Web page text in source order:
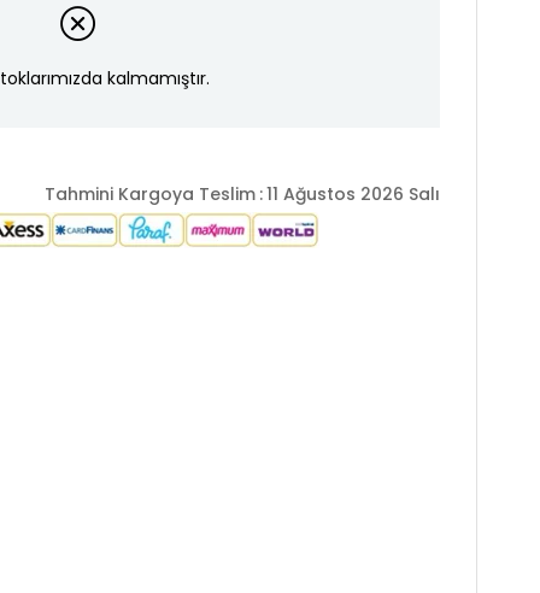
kalmamıştır.
Tahmini Kargoya Teslim :11 Ağustos 2026 Salı